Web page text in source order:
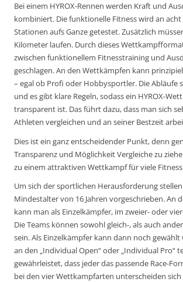
Bei einem HYROX-Rennen werden Kraft und
kombiniert. Die funktionelle Fitness wird an
Stationen aufs Ganze getestet. Zusätzlich
Kilometer laufen. Durch dieses
zwischen funktionellem Fitnesstraining und
geschlagen. An den Wettkämpfen kann
– egal ob Profi oder Hobbysportler. Die Abläufe
und es gibt klare Regeln, sodass ein HYROX-
transparent ist. Das führt dazu, dass man sich
Athleten vergleichen und an seiner Bestzeit
Dies ist ein ganz entscheidender Punkt, denn
Transparenz und Möglichkeit Vergleiche zu
zu einem attraktiven Wettkampf für viele
Um sich der sportlichen Herausforderung
Mindestalter von 16 Jahren vorgeschrieben. An
kann man als Einzelkämpfer, im zweier- oder
Die Teams können sowohl gleich-, als auch
sein. Als Einzelkämpfer kann dann noch
an den „Individual Open“ oder „Individual Pro“
gewährleistet, dass jeder das passende Race-
bei den vier Wettkampfarten unterscheiden